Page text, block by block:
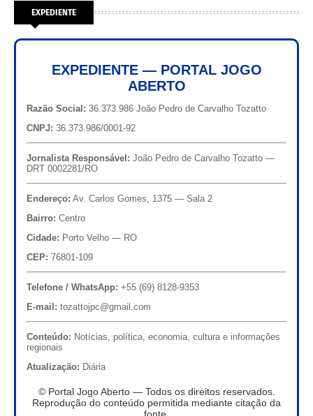
EXPEDIENTE
EXPEDIENTE — PORTAL JOGO
ABERTO
Razão Social: 36.373.986 João Pedro de Carvalho Tozatto
CNPJ: 36.373.986/0001-92
Jornalista Responsável: João Pedro de Carvalho Tozatto —
DRT 0002281/RO
Endereço: Av. Carlos Gomes, 1375 — Sala 2
Bairro: Centro
Cidade: Porto Velho — RO
CEP: 76801-109
Telefone / WhatsApp: +55 (69) 8128-9353
E-mail: tozattojpc@gmail.com
Conteúdo: Notícias, política, economia, cultura e informações
regionais
Atualização: Diária
© Portal Jogo Aberto — Todos os direitos reservados.
Reprodução do conteúdo permitida mediante citação da